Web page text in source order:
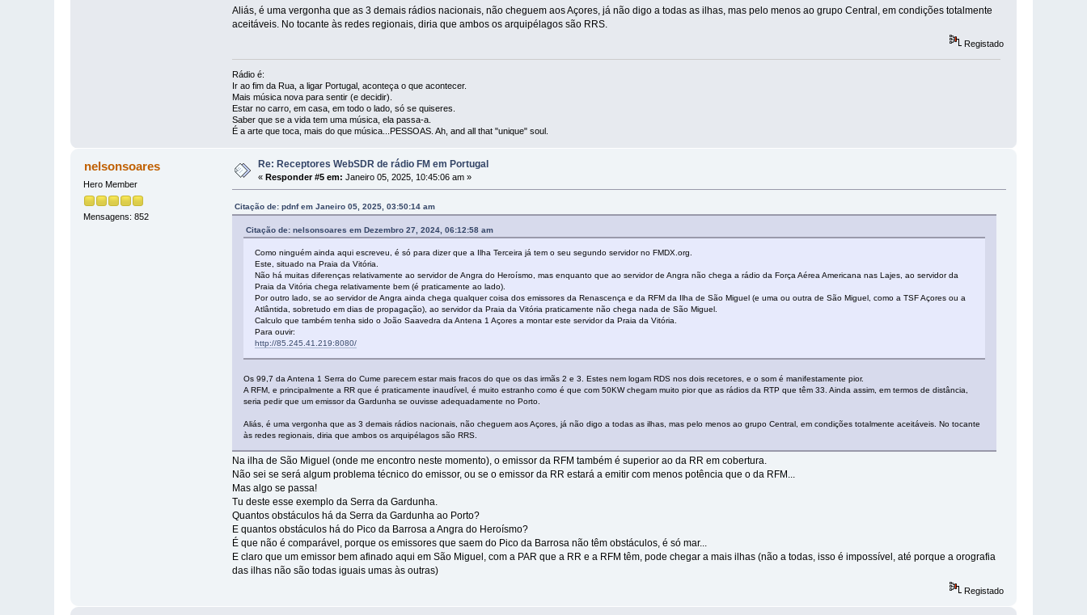
Aliás, é uma vergonha que as 3 demais rádios nacionais, não cheguem aos Açores, já não digo a todas as ilhas, mas pelo menos ao grupo Central, em condições totalmente
aceitáveis. No tocante às redes regionais, diria que ambos os arquipélagos são RRS.
Registado
Rádio é:
Ir ao fim da Rua, a ligar Portugal, aconteça o que acontecer.
Mais música nova para sentir (e decidir).
Estar no carro, em casa, em todo o lado, só se quiseres.
Saber que se a vida tem uma música, ela passa-a.
É a arte que toca, mais do que música...PESSOAS. Ah, and all that "unique" soul.
nelsonsoares
Hero Member
Mensagens: 852
Re: Receptores WebSDR de rádio FM em Portugal
«Responder #5 em: Janeiro 05, 2025, 10:45:06 am »
Citação de: pdnf em Janeiro 05, 2025, 03:50:14 am
Citação de: nelsonsoares em Dezembro 27, 2024, 06:12:58 am
Como ninguém ainda aqui escreveu, é só para dizer que a Ilha Terceira já tem o seu segundo servidor no FMDX.org.
Este, situado na Praia da Vitória.
Não há muitas diferenças relativamente ao servidor de Angra do Heroísmo, mas enquanto que ao servidor de Angra não chega a rádio da Força Aérea Americana nas Lajes, ao servidor da
Praia da Vitória chega relativamente bem (é praticamente ao lado).
Por outro lado, se ao servidor de Angra ainda chega qualquer coisa dos emissores da Renascença e da RFM da Ilha de São Miguel (e uma ou outra de São Miguel, como a TSF Açores ou a
Atlântida, sobretudo em dias de propagação), ao servidor da Praia da Vitória praticamente não chega nada de São Miguel.
Calculo que também tenha sido o João Saavedra da Antena 1 Açores a montar este servidor da Praia da Vitória.
Para ouvir:
http://85.245.41.219:8080/
Os 99,7 da Antena 1 Serra do Cume parecem estar mais fracos do que os das irmãs 2 e 3. Estes nem logam RDS nos dois recetores, e o som é manifestamente pior.
A RFM, e principalmente a RR que é praticamente inaudível, é muito estranho como é que com 50KW chegam muito pior que as rádios da RTP que têm 33. Ainda assim, em termos de distância,
seria pedir que um emissor da Gardunha se ouvisse adequadamente no Porto.
Aliás, é uma vergonha que as 3 demais rádios nacionais, não cheguem aos Açores, já não digo a todas as ilhas, mas pelo menos ao grupo Central, em condições totalmente aceitáveis. No tocante
às redes regionais, diria que ambos os arquipélagos são RRS.
Na ilha de São Miguel (onde me encontro neste momento), o emissor da RFM também é superior ao da RR em cobertura.
Não sei se será algum problema técnico do emissor, ou se o emissor da RR estará a emitir com menos potência que o da RFM...
Mas algo se passa!
Tu deste esse exemplo da Serra da Gardunha.
Quantos obstáculos há da Serra da Gardunha ao Porto?
E quantos obstáculos há do Pico da Barrosa a Angra do Heroísmo?
É que não é comparável, porque os emissores que saem do Pico da Barrosa não têm obstáculos, é só mar...
E claro que um emissor bem afinado aqui em São Miguel, com a PAR que a RR e a RFM têm, pode chegar a mais ilhas (não a todas, isso é impossível, até porque a orografia
das ilhas não são todas iguais umas às outras)
Registado